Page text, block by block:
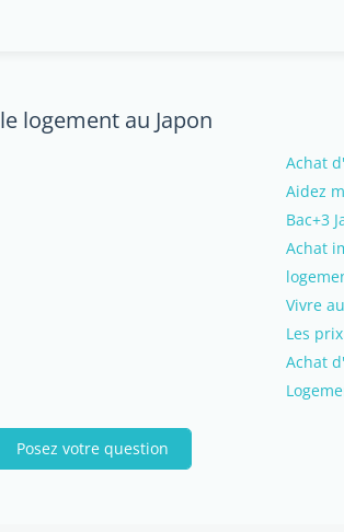
logement au Japon
Achat
Aidez
Bac+3
Achat
Vivre
Les
Achat
Posez votre question